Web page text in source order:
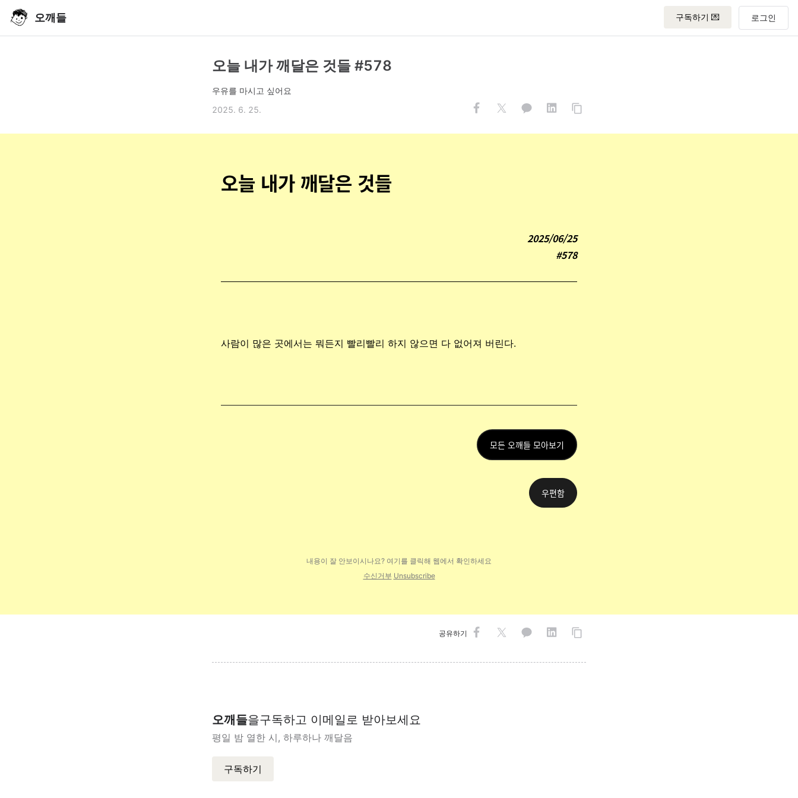
오깨들 구독하기 💌
오늘 내가 깨달은 것들 #578
우유를 마시고 싶어요
2025. 6. 25.
오늘 내가 깨달은 것들
2025/06/25
#578
사람이 많은 곳에서는 뭐든지 빨리빨리 하지 않으면 다 없어져 버린다.
모든 오깨들 모아보기
우편함
내용이 잘 안보이시나요? 여기를 클릭해 웹에서 확인하세요
수신거부 Unsubscribe
공유하기
오깨들을구독하고 이메일로 받아보세요
평일 밤 열한 시, 하루하나 깨달음
구독하기